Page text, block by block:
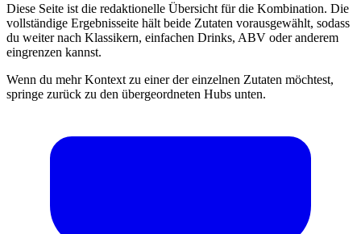
Diese Seite ist die redaktionelle Übersicht für die Kombination. Die
vollständige Ergebnisseite hält beide Zutaten vorausgewählt, sodass
du weiter nach Klassikern, einfachen Drinks, ABV oder anderem
eingrenzen kannst.
Wenn du mehr Kontext zu einer der einzelnen Zutaten möchtest,
springe zurück zu den übergeordneten Hubs unten.